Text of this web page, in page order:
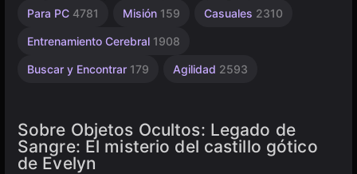
Para PC 4781 Misión 159 Casuales 2310
Entrenamiento Cerebral 1908
Buscar y Encontrar 179 Agilidad 2593
Escritorio
Vampiros
Browser
Unity
línea
Sobre Objetos Ocultos: Legado de
Sangre: El misterio del castillo gótico
de Evelyn